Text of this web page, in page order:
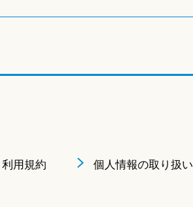
利用規約 個人情報の取り扱い